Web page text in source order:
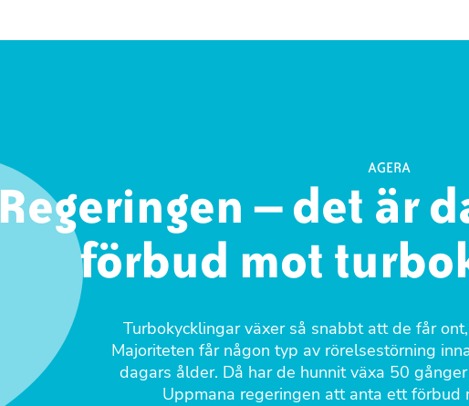
AGERA
Regeringen – det är
förbud mot
Turbokycklingar växer så snabbt att de får
Majoriteten får någon typ av rörelsestörning
dagars ålder. Då har de hunnit växa 50
Uppmana regeringen att anta ett förbud